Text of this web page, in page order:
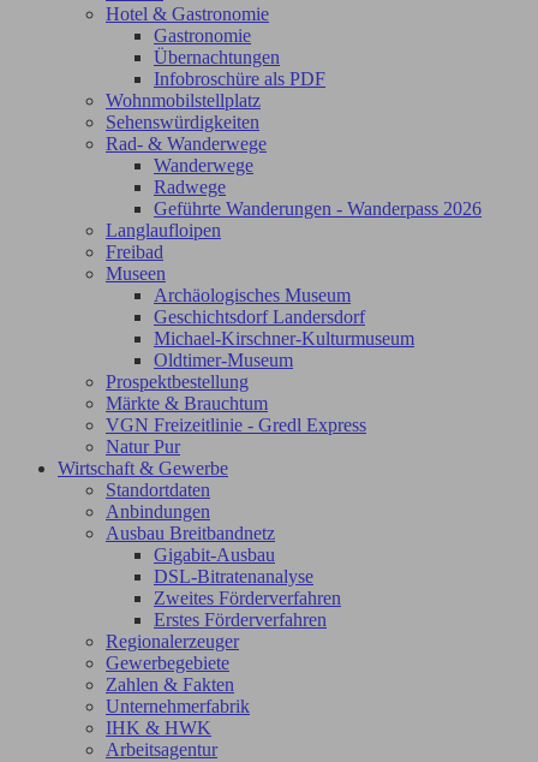
Hotel & Gastronomie
Gastronomie
Übernachtungen
Infobroschüre als PDF
Wohnmobilstellplatz
Sehenswürdigkeiten
Rad- & Wanderwege
Wanderwege
Radwege
Geführte Wanderungen - Wanderpass 2026
Langlaufloipen
Freibad
Museen
Archäologisches Museum
Geschichtsdorf Landersdorf
Michael-Kirschner-Kulturmuseum
Oldtimer-Museum
Prospektbestellung
Märkte & Brauchtum
VGN Freizeitlinie - Gredl Express
Natur Pur
Wirtschaft & Gewerbe
Standortdaten
Anbindungen
Ausbau Breitbandnetz
Gigabit-Ausbau
DSL-Bitratenanalyse
Zweites Förderverfahren
Erstes Förderverfahren
Regionalerzeuger
Gewerbegebiete
Zahlen & Fakten
Unternehmerfabrik
IHK & HWK
Arbeitsagentur